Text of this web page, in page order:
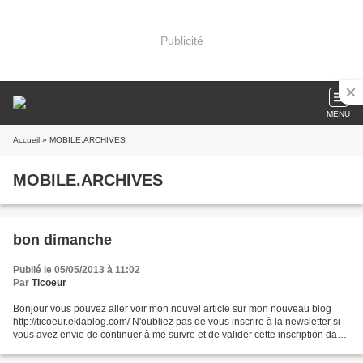
Publicité
MENU
Accueil » MOBILE.ARCHIVES
MOBILE.ARCHIVES
bon dimanche
Publié le 05/05/2013 à 11:02
Par Ticoeur
Bonjour vous pouvez aller voir mon nouvel article sur mon nouveau blog
http://ticoeur.eklablog.com/ N'oubliez pas de vous inscrire à la newsletter si
vous avez envie de continuer à me suivre et de valider cette inscription dans